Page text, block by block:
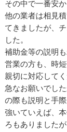
その中で一番安か
他の業者は相見
てきましたが、
した。
補助金等の説明
営業の方も、時
親切に対応して
急なお願いでし
の際も説明と手
強いていえば、
ろもありました